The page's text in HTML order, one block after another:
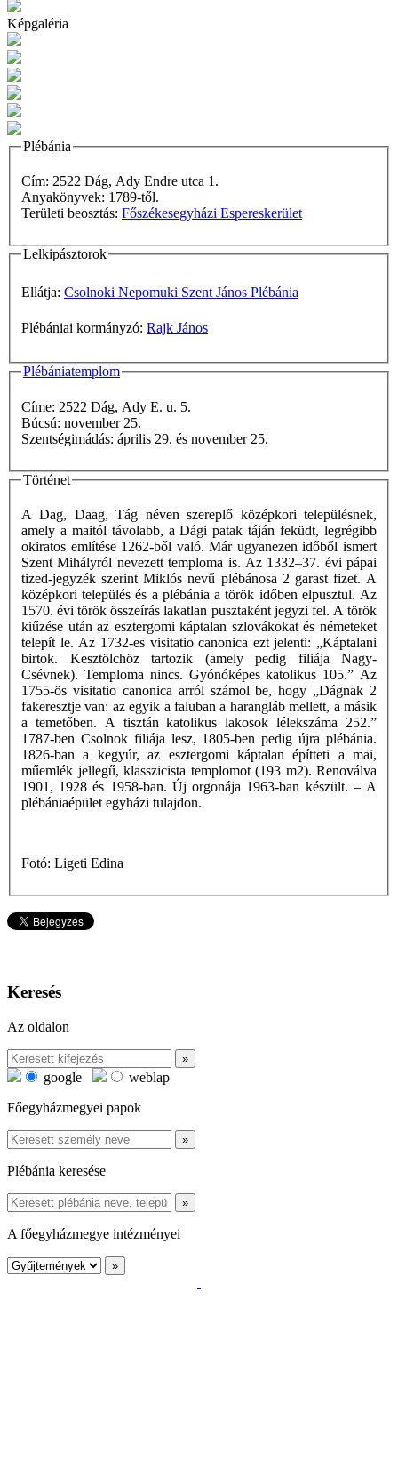
Képgaléria
Plébánia
Cím: 2522 Dág, Ady Endre utca 1.
Anyakönyvek: 1789-től.
Területi beosztás: Főszékesegyházi Espereskerület
Lelkipásztorok
Ellátja: Csolnoki Nepomuki Szent János Plébánia
Plébániai kormányzó: Rajk János
Plébániatemplom
Címe: 2522 Dág, Ady E. u. 5.
Búcsú: november 25.
Szentségimádás: április 29. és november 25.
Történet
A Dag, Daag, Tág néven szereplő középkori településnek,
amely a maitól távolabb, a Dági patak táján feküdt, legrégibb
okiratos említése 1262-ből való. Már ugyanezen időből ismert
Szent Mihályról nevezett temploma is. Az 1332–37. évi pápai
tized-jegyzék szerint Miklós nevű plébánosa 2 garast fizet. A
középkori település és a plébánia a török időben elpusztul. Az
1570. évi török összeírás lakatlan pusztaként jegyzi fel. A török
kiűzése után az esztergomi káptalan szlovákokat és németeket
telepít le. Az 1732-es visitatio canonica ezt jelenti: „Káptalani
birtok. Kesztölchöz tartozik (amely pedig filiája Nagy-
Csévnek). Temploma nincs. Gyónóképes katolikus 105.” Az
1755-ös visitatio canonica arról számol be, hogy „Dágnak 2
fakeresztje van: az egyik a faluban a harangláb mellett, a másik
a temetőben. A tisztán katolikus lakosok lélekszáma 252.”
1787-ben Csolnok filiája lesz, 1805-ben pedig újra plébánia.
1826-ban a kegyúr, az esztergomi káptalan építteti a mai,
műemlék jellegű, klasszicista templomot (193 m2). Renoválva
1901, 1928 és 1958-ban. Új orgonája 1963-ban készült. – A
plébániaépület egyházi tulajdon.
Fotó: Ligeti Edina
Keresés
Az oldalon
google
weblap
Főegyházmegyei papok
Plébánia keresése
A főegyházmegye intézményei